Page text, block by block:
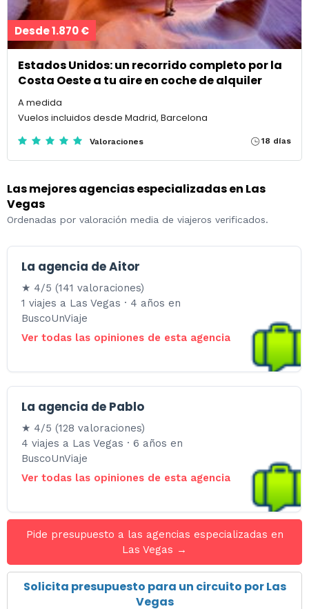
Desde 1.870 €
Estados Unidos: un recorrido completo por la
Costa Oeste a tu aire en coche de alquiler
A medida
Vuelos incluidos desde Madrid, Barcelona
Valoraciones 18 días
Las mejores agencias especializadas en Las
Vegas
Ordenadas por valoración media de viajeros verificados.
La agencia de Aitor
★ 4/5 (141 valoraciones)
1 viajes a Las Vegas · 4 años en
BuscoUnViaje
Ver todas las opiniones de esta agencia
La agencia de Pablo
★ 4/5 (128 valoraciones)
4 viajes a Las Vegas · 6 años en
BuscoUnViaje
Ver todas las opiniones de esta agencia
Pide presupuesto a las agencias especializadas en
Las Vegas →
Solicita presupuesto para un circuito por Las
Vegas